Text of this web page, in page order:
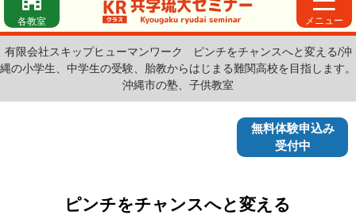
各教室 メニュー
有限会社スキップヒューマンワーク
ピンチをチャンスへと変える/沖
縄の小学生、中学生の受験、胎教からはじまる難関高校を目指します。
沖縄市の塾、子供教室
無料体験申込み
受付中
ピンチをチャンスへと変える